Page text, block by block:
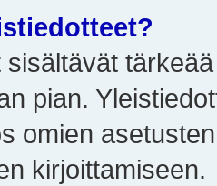
sisältävät
pian.
omien
kirjoittamiseen.